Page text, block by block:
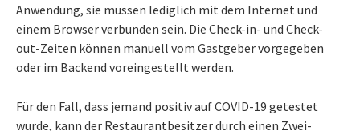
Anwendung, sie müssen lediglich mit dem Internet und
einem Browser verbunden sein. Die Check-in- und Check-
out-Zeiten können manuell vom Gastgeber vorgegeben
oder im Backend voreingestellt werden.
Für den Fall, dass jemand positiv auf COVID-19 getestet
wurde, kann der Restaurantbesitzer durch einen Zwei-